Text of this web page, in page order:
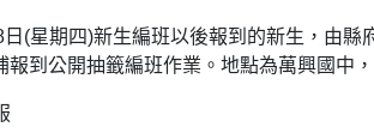
(星期四)新生編班以後報到的新生，由縣
到公開抽籤編班作業。地點為萬興國中